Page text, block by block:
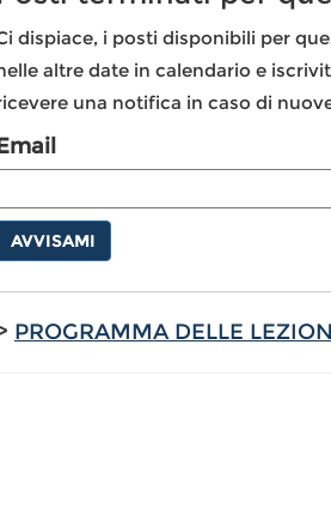
dispiace, i posti disponibili per
altre date in calendario e
una notifica in caso di
AVVISAMI
PROGRAMMA DELLE